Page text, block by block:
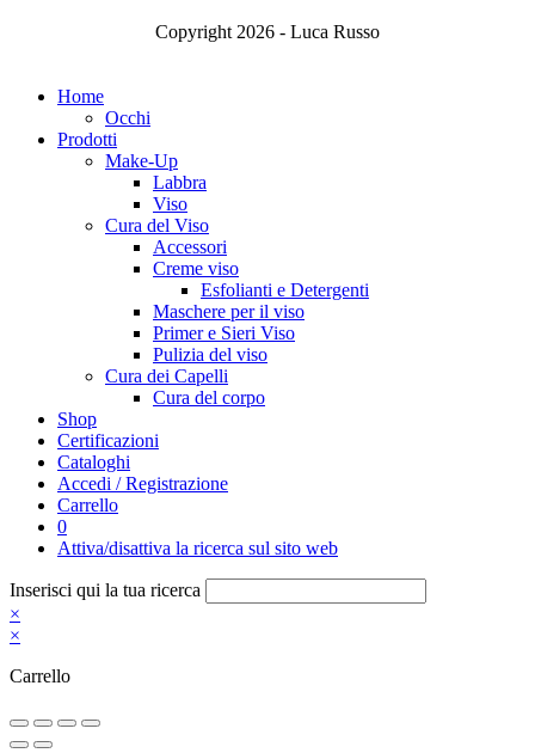
Copyright 2026 - Luca Russo
Home
Occhi
Prodotti
Make-Up
Labbra
Viso
Cura del Viso
Accessori
Creme viso
Esfolianti e Detergenti
Maschere per il viso
Primer e Sieri Viso
Pulizia del viso
Cura dei Capelli
Cura del corpo
Shop
Certificazioni
Cataloghi
Accedi / Registrazione
Carrello
0
Attiva/disattiva la ricerca sul sito web
Inserisci qui la tua ricerca
×
×
Carrello